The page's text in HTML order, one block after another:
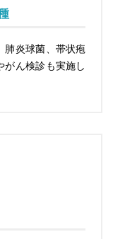
肺炎球菌、帯状疱
がん検診も実施し